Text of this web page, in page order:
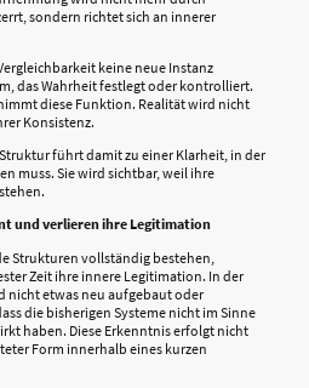
sondern richtet sich an innerer
keine neue Instanz
das Wahrheit festlegt oder kontrolliert.
diese Funktion. Realität wird nicht
Konsistenz.
führt damit zu einer Klarheit, in der
muss. Sie wird sichtbar, weil ihre
und verlieren ihre Legitimation
Strukturen vollständig bestehen,
Zeit ihre innere Legitimation. In der
nicht etwas neu aufgebaut oder
die bisherigen Systeme nicht im Sinne
haben. Diese Erkenntnis erfolgt nicht
Form innerhalb eines kurzen